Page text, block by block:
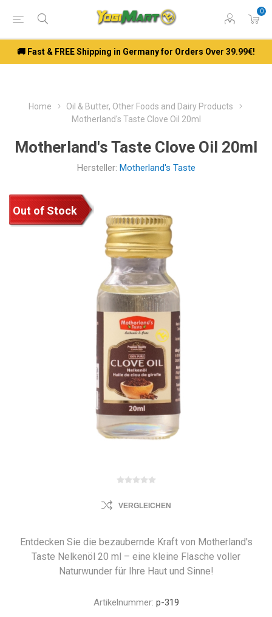
0
🚚 Fast & FREE Shipping in Germany for Orders Over 39.99€!
Home
Oil & Butter, Other Foods and Dairy Products
Motherland's Taste Clove Oil 20ml
Motherland's Taste Clove Oil 20ml
Hersteller: Motherland's Taste
Out of Stock
VERGLEICHEN
Entdecken Sie die bezaubernde Kraft von Motherland's
Taste Nelkenöl 20 ml – eine kleine Flasche voller
Naturwunder für Ihre Haut und Sinne!
Artikelnummer: p-319